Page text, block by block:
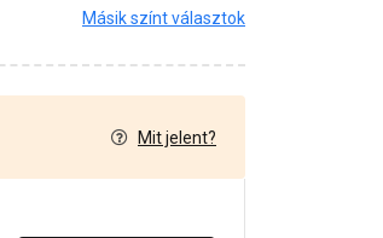
Másik színt választok
Mit jelent?